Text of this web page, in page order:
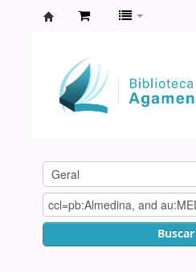
Agamenon
Magalhães
Buscar